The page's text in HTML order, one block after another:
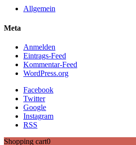
Allgemein
Meta
Anmelden
Eintrags-Feed
Kommentar-Feed
WordPress.org
Facebook
Twitter
Google
Instagram
RSS
Shopping cart0